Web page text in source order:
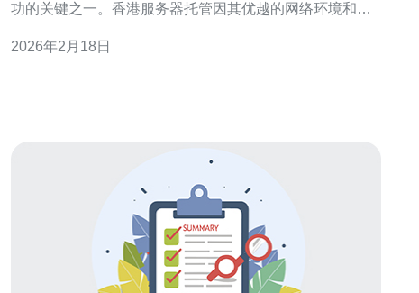
功的关键之一。香港服务器托管因其优越的网络环境和灵
的步骤指南，帮助您在拉萨有效利用香港服务器托管。 1.
2026年2月18日